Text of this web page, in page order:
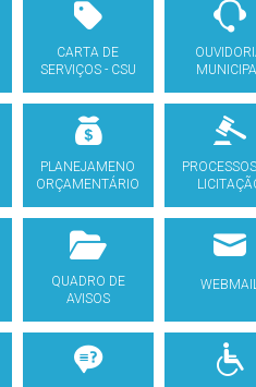
CARTA DE
SERVIÇOS - CSU
PLANEJAMENO
ORÇAMENTÁRIO
QUADRO DE
AVISOS